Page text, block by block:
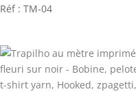
Réf : TM-04